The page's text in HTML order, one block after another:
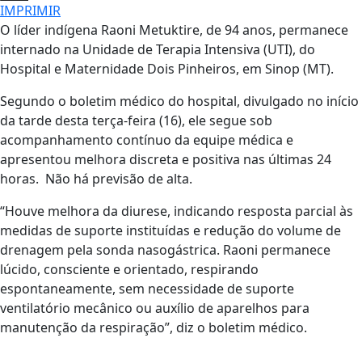
IMPRIMIR
O líder indígena Raoni Metuktire, de 94 anos, permanece
internado na Unidade de Terapia Intensiva (UTI), do
Hospital e Maternidade Dois Pinheiros, em Sinop (MT).
Segundo o boletim médico do hospital, divulgado no início
da tarde desta terça-feira (16), ele segue sob
acompanhamento contínuo da equipe médica e
apresentou melhora discreta e positiva nas últimas 24
horas. Não há previsão de alta.
“Houve melhora da diurese, indicando resposta parcial às
medidas de suporte instituídas e redução do volume de
drenagem pela sonda nasogástrica. Raoni permanece
lúcido, consciente e orientado, respirando
espontaneamente, sem necessidade de suporte
ventilatório mecânico ou auxílio de aparelhos para
manutenção da respiração”, diz o boletim médico.